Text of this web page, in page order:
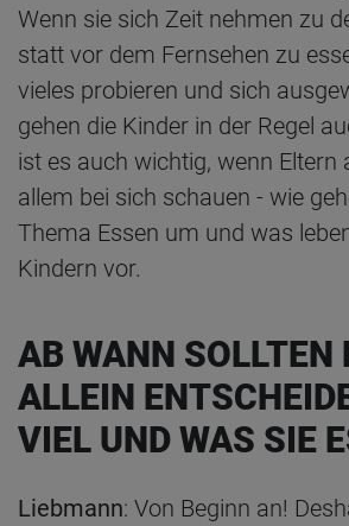
Wenn sie sich Zeit nehmen zu
statt vor dem Fernsehen zu
vieles probieren und sich
gehen die Kinder in der Regel
ist es auch wichtig, wenn Eltern
allem bei sich schauen - wie
Thema Essen um und was
Kindern vor.
AB WANN SOLLTEN
ALLEIN
VIEL UND WAS SIE
Liebmann: Von Beginn an!